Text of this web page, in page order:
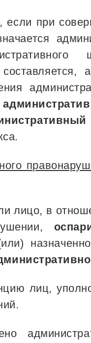
при
лицо, в
лиц,